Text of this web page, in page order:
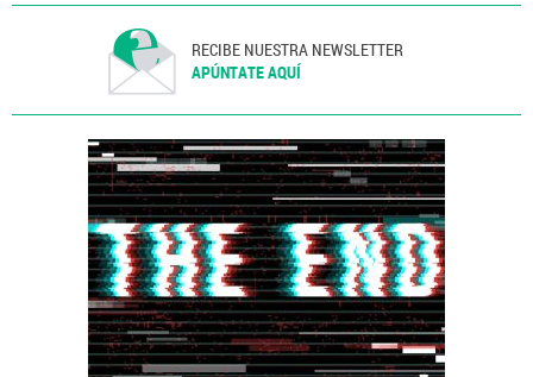
RECIBE NUESTRA NEWSLETTER
APÚNTATE AQUÍ